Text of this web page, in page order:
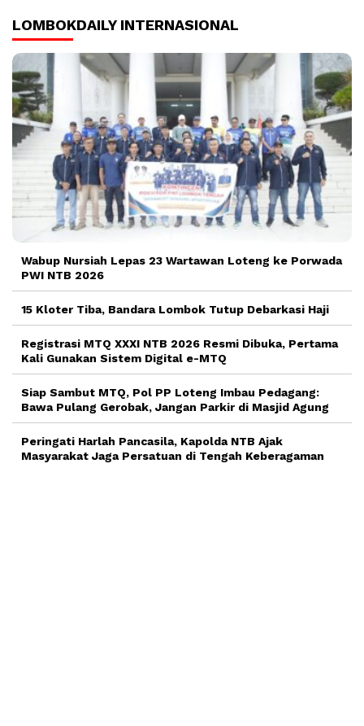
LOMBOKDAILY INTERNASIONAL
Wabup Nursiah Lepas 23 Wartawan Loteng ke Porwada
PWI NTB 2026
15 Kloter Tiba, Bandara Lombok Tutup Debarkasi Haji
Registrasi MTQ XXXI NTB 2026 Resmi Dibuka, Pertama
Kali Gunakan Sistem Digital e-MTQ
Siap Sambut MTQ, Pol PP Loteng Imbau Pedagang:
Bawa Pulang Gerobak, Jangan Parkir di Masjid Agung
Peringati Harlah Pancasila, Kapolda NTB Ajak
Masyarakat Jaga Persatuan di Tengah Keberagaman